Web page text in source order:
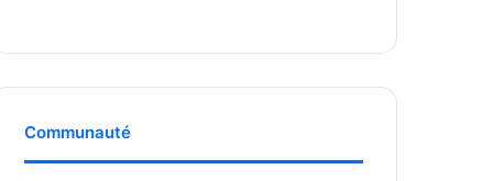
Communauté